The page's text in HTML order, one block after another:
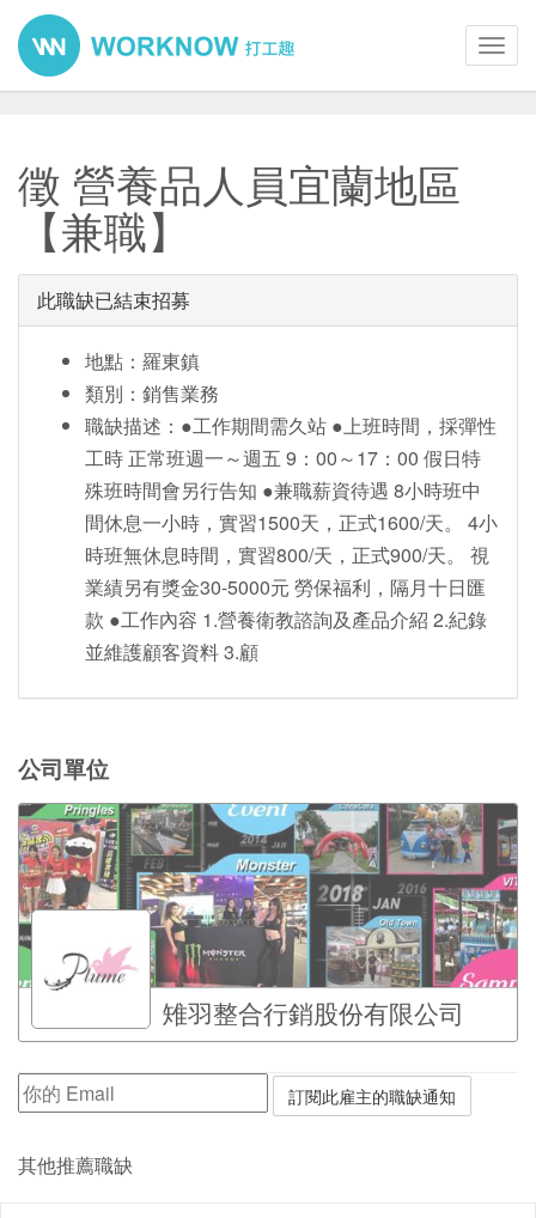
徵 營養品人員宜蘭地區
【兼職】
此職缺已結束招募
地點：羅東鎮
類別：銷售業務
職缺描述：●工作期間需久站 ●上班時間，採彈性
工時 正常班週一～週五 9：00～17：00 假日特
殊班時間會另行告知 ●兼職薪資待遇 8小時班中
間休息一小時，實習1500天，正式1600/天。 4小
時班無休息時間，實習800/天，正式900/天。 視
業績另有獎金30-5000元 勞保福利，隔月十日匯
款 ●工作內容 1.營養衛教諮詢及產品介紹 2.紀錄
並維護顧客資料 3.顧
公司單位
雉羽整合行銷股份有限公司
其他推薦職缺